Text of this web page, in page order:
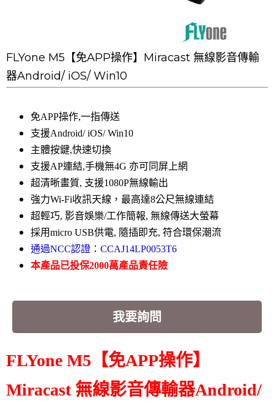
FLYone M5【免APP操作】Miracast 無線影音傳輸
器Android/ iOS/ Win10
免APP操作,一指傳送
支援Android/ iOS/ Win10
主體按鍵,快速切換
支援AP連結,手機無4G 亦可同屏上網
超清晰畫質, 支援1080P無線輸出
強力Wi-Fi收訊天線，最高達8公尺無線連結
超輕巧, 影音娛樂/工作簡報, 無線傳送大螢幕
採用micro USB供電, 隨插即充, 符合環保潮流
通過NCC認證：CCAJ14LP0053T6
本產品已投保2000萬產品責任險
我要詢問
FLYone M5【免APP操作】
Miracast 無線影音傳輸器Android/